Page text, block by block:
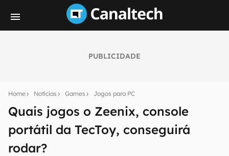
PUBLICIDADE
Home Notícias Games Jogos para PC
Quais jogos o Zeenix, console
portátil da TecToy, conseguirá
rodar?
notícias e reviews sobre tecnologia em primeira
mão.
E-mail